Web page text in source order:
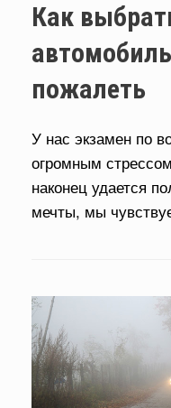
Как
пожалеть
У нас экзамен по
огромным
наконец удается
мечты, мы